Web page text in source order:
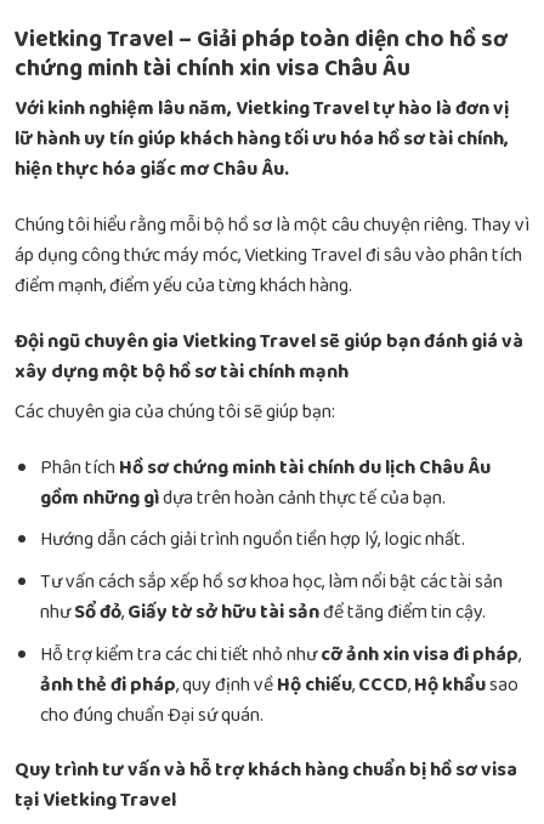
Vietking Travel – Giải pháp toàn diện cho hồ sơ
chứng minh tài chính xin visa Châu Âu
Với kinh nghiệm lâu năm, Vietking Travel tự hào là đơn vị
lữ hành uy tín giúp khách hàng tối ưu hóa hồ sơ tài chính,
hiện thực hóa giấc mơ Châu Âu.
Chúng tôi hiểu rằng mỗi bộ hồ sơ là một câu chuyện riêng. Thay vì
áp dụng công thức máy móc, Vietking Travel đi sâu vào phân tích
điểm mạnh, điểm yếu của từng khách hàng.
Đội ngũ chuyên gia Vietking Travel sẽ giúp bạn đánh giá và
xây dựng một bộ hồ sơ tài chính mạnh
Các chuyên gia của chúng tôi sẽ giúp bạn:
Phân tíchHồ sơ chứng minh tài chính du lịch Châu Âu
gồm những gìdựa trên hoàn cảnh thực tế của bạn.
Hướng dẫn cách giải trình nguồn tiền hợp lý, logic nhất.
Tư vấn cách sắp xếp hồ sơ khoa học, làm nổi bật các tài sản
nhưSổ đỏ,Giấy tờ sở hữu tài sảnđể tăng điểm tin cậy.
Hỗ trợ kiểm tra các chi tiết nhỏ nhưcỡ ảnh xin visa đi pháp,
ảnh thẻ đi pháp, quy định vềHộ chiếu,CCCD,Hộ khẩusao
cho đúng chuẩn Đại sứ quán.
Quy trình tư vấn và hỗ trợ khách hàng chuẩn bị hồ sơ visa
tại Vietking Travel